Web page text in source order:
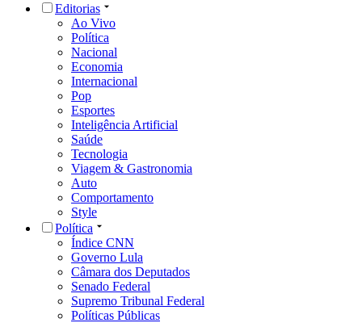
Editorias
Ao Vivo
Política
Nacional
Economia
Internacional
Pop
Esportes
Inteligência Artificial
Saúde
Tecnologia
Viagem & Gastronomia
Auto
Comportamento
Style
Política
Índice CNN
Governo Lula
Câmara dos Deputados
Senado Federal
Supremo Tribunal Federal
Políticas Públicas